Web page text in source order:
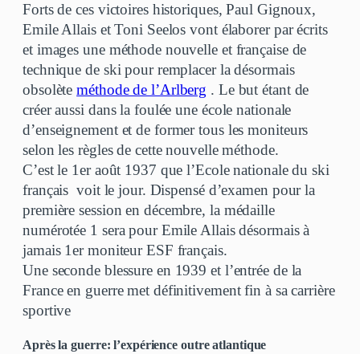
Forts de ces victoires historiques, Paul Gignoux,
Emile Allais et Toni Seelos vont élaborer par écrits
et images une méthode nouvelle et française de
technique de ski pour remplacer la désormais
obsolèteméthode de l’Arlberg . Le but étant de
créer aussi dans la foulée une école nationale
d’enseignement et de former tous les moniteurs
selon les règles de cette nouvelle méthode.
C’est le 1er août 1937 que l’Ecole nationale du ski
français voit le jour. Dispensé d’examen pour la
première session en décembre, la médaille
numérotée 1 sera pour Emile Allais désormais à
jamais 1er moniteur ESF français.
Une seconde blessure en 1939 et l’entrée de la
France en guerre met définitivement fin à sa carrière
sportive
Après la guerre: l’expérience outre atlantique